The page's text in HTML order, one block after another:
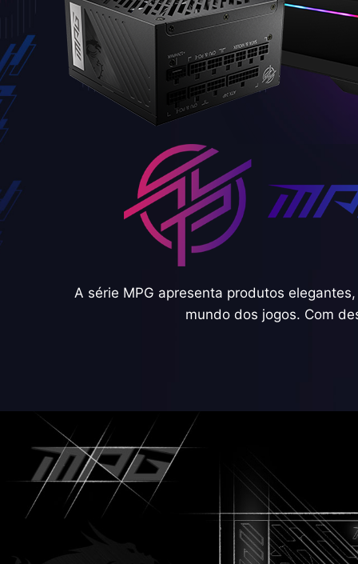
A série MPG apresenta produtos
mundo dos jogos. Com